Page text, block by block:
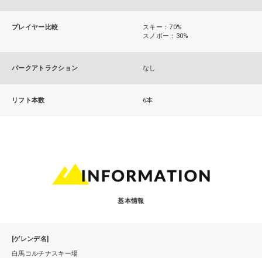
プレイヤー比較
スキー：70%
スノボー：30%
パークアトラクション なし
リフト本数 6本
基本情報
[ゲレンデ名]
白馬コルチナスキー場